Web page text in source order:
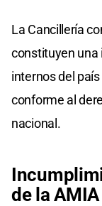
La Cancillería
constituyen una
internos del
conforme al
nacional.
de la AMIA